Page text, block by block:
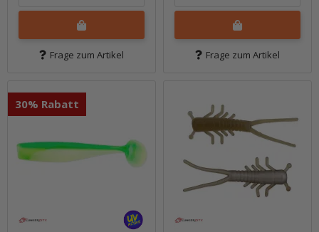
Frage zum Artikel Frage zum Artikel
30% Rabatt